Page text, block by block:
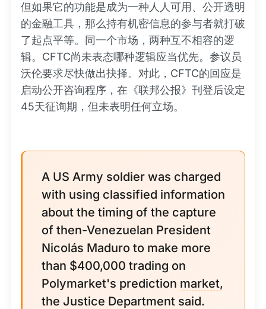
但如果它的功能是成为一种人人可用、公开透明
的金融工具，那么持有机密信息的参与者就打破
了起点平等。同一个市场，两种互不相容的逻
辑。CFTC尚未表态哪种逻辑应当优先。参议员
沃伦要求尽快做出抉择。对此，CFTC的回应是
启动公开咨询程序，在《联邦公报》刊登后设定
45天征询期，但未表明任何立场。
A US Army soldier was charged
with using classified information
about the timing of the capture
of then-Venezuelan President
Nicolás Maduro to make more
than $400,000 trading on
Polymarket's prediction market,
the Justice Department said.